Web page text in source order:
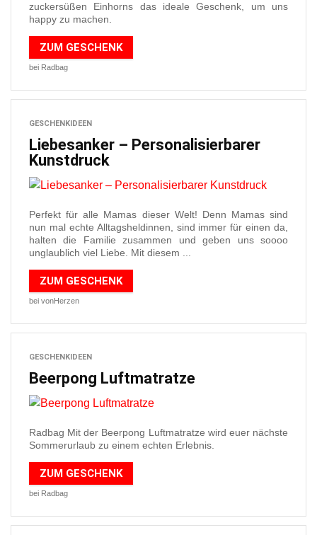
zuckersüßen Einhorns das ideale Geschenk, um uns
happy zu machen.
ZUM GESCHENK
bei Radbag
GESCHENKIDEEN
Liebesanker – Personalisierbarer
Kunstdruck
Perfekt für alle Mamas dieser Welt! Denn Mamas sind
nun mal echte Alltagsheldinnen, sind immer für einen da,
halten die Familie zusammen und geben uns soooo
unglaublich viel Liebe. Mit diesem ...
ZUM GESCHENK
bei vonHerzen
GESCHENKIDEEN
Beerpong Luftmatratze
Radbag Mit der Beerpong Luftmatratze wird euer nächste
Sommerurlaub zu einem echten Erlebnis.
ZUM GESCHENK
bei Radbag